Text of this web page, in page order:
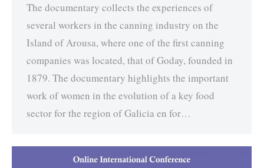
The documentary collects the experiences of
several workers in the canning industry on the
Island of Arousa, where one of the first canning
companies was located, that of Goday, founded in
1879. The documentary highlights the important
work of women in the evolution of a key food
sector for the region of Galicia en for…